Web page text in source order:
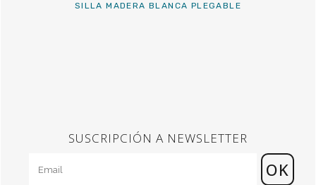
SILLA MADERA BLANCA PLEGABLE
SUSCRIPCIÓN A NEWSLETTER